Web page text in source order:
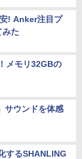
! Anker注目プ
みた
メモリ32GBの
サウンドを体感
するSHANLING